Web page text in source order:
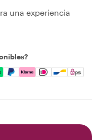
una experiencia
Apple Pay, Google